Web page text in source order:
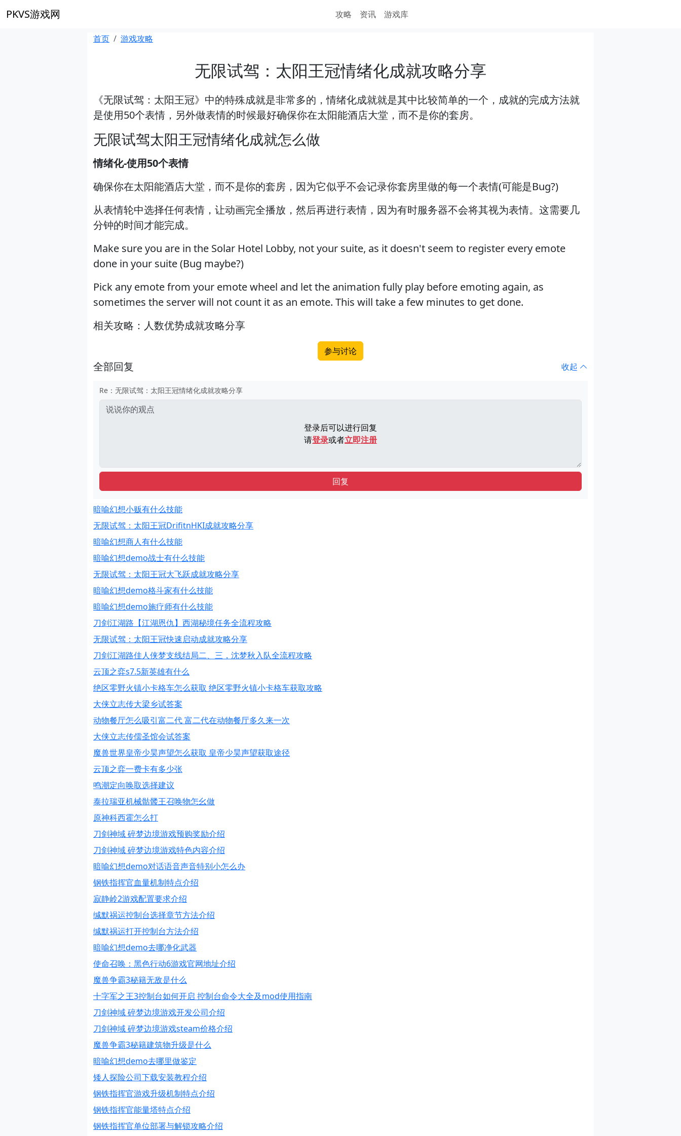
PKVS游戏网 攻略 资讯 游戏库
首页 游戏攻略
无限试驾：太阳王冠情绪化成就攻略分享
《无限试驾：太阳王冠》中的特殊成就是非常多的，情绪化成就就是其中比较简单的一个，成就的完成方法就
是使用50个表情，另外做表情的时候最好确保你在太阳能酒店大堂，而不是你的套房。
无限试驾太阳王冠情绪化成就怎么做
情绪化-使用50个表情
确保你在太阳能酒店大堂，而不是你的套房，因为它似乎不会记录你套房里做的每一个表情(可能是Bug?)
从表情轮中选择任何表情，让动画完全播放，然后再进行表情，因为有时服务器不会将其视为表情。这需要几
分钟的时间才能完成。
Make sure you are in the Solar Hotel Lobby, not your suite, as it doesn't seem to register every emote
done in your suite (Bug maybe?)
Pick any emote from your emote wheel and let the animation fully play before emoting again, as
sometimes the server will not count it as an emote. This will take a few minutes to get done.
相关攻略：人数优势成就攻略分享
参与讨论
全部回复 收起
Re：无限试驾：太阳王冠情绪化成就攻略分享
登录后可以进行回复
请登录或者立即注册
回复
暗喻幻想小贩有什么技能
无限试驾：太阳王冠DrifitnHKI成就攻略分享
暗喻幻想商人有什么技能
暗喻幻想demo战士有什么技能
无限试驾：太阳王冠大飞跃成就攻略分享
暗喻幻想demo格斗家有什么技能
暗喻幻想demo施疗师有什么技能
刀剑江湖路【江湖恩仇】西湖秘境任务全流程攻略
无限试驾：太阳王冠快速启动成就攻略分享
刀剑江湖路佳人侠梦支线结局二、三，沈梦秋入队全流程攻略
云顶之弈s7.5新英雄有什么
绝区零野火镇小卡格车怎么获取 绝区零野火镇小卡格车获取攻略
大侠立志传大梁乡试答案
动物餐厅怎么吸引富二代 富二代在动物餐厅多久来一次
大侠立志传儒圣馆会试答案
魔兽世界皇帝少昊声望怎么获取 皇帝少昊声望获取途径
云顶之弈一费卡有多少张
鸣潮定向唤取选择建议
泰拉瑞亚机械骷髅王召唤物怎幺做
原神科西霍怎么打
刀剑神域 碎梦边境游戏预购奖励介绍
刀剑神域 碎梦边境游戏特色内容介绍
暗喻幻想demo对话语音声音特别小怎么办
钢铁指挥官血量机制特点介绍
寂静岭2游戏配置要求介绍
缄默祸运控制台选择章节方法介绍
缄默祸运打开控制台方法介绍
暗喻幻想demo去哪净化武器
使命召唤：黑色行动6游戏官网地址介绍
魔兽争霸3秘籍无敌是什么
十字军之王3控制台如何开启 控制台命令大全及mod使用指南
刀剑神域 碎梦边境游戏开发公司介绍
刀剑神域 碎梦边境游戏steam价格介绍
魔兽争霸3秘籍建筑物升级是什么
暗喻幻想demo去哪里做鉴定
矮人探险公司下载安装教程介绍
钢铁指挥官游戏升级机制特点介绍
钢铁指挥官能量塔特点介绍
钢铁指挥官单位部署与解锁攻略介绍